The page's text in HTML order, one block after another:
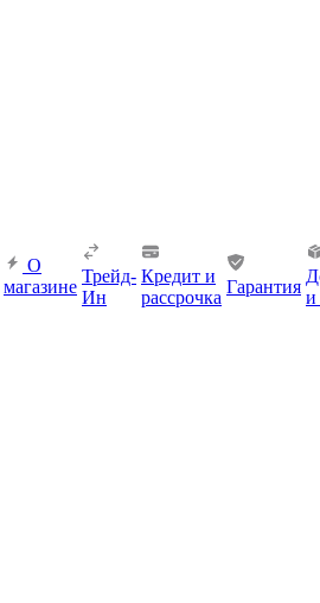
О
магазине
Трейд-
Ин
Кредит и
рассрочка
Гарантия
и